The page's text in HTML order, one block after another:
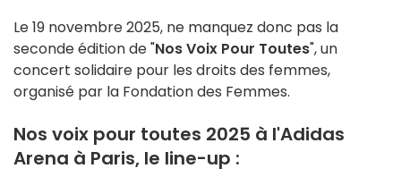
Le 19 novembre 2025, ne manquez donc pas la
seconde édition de "Nos Voix Pour Toutes", un
concert solidaire pour les droits des femmes,
organisé par la Fondation des Femmes.
Nos voix pour toutes 2025 à l'Adidas
Arena à Paris, le line-up :